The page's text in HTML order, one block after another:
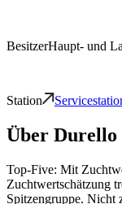
BesitzerHaupt- und
Station
Über Durello
Top-Five: Mit
Zuchtwertschätzung
Spitzengruppe. Nicht